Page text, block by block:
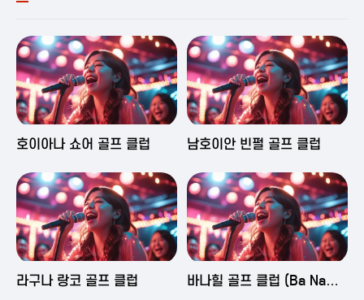
2025-06-03 16:43
호이아나 쇼어 골프 클럽 2025-06-03 15:09
남호이안 빈펄 골프 클럽
2025-06-03 15:05
라구나 랑코 골프 클럽 2025-06-03 14:58
바나힐 골프 클럽 (Ba Na